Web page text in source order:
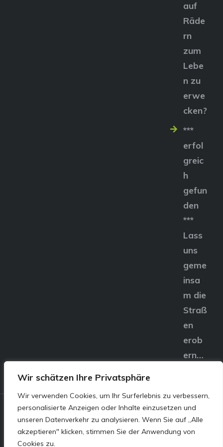
Wir schätzen Ihre Privatsphäre
Wir verwenden Cookies, um Ihr Surferlebnis zu verbessern,
personalisierte Anzeigen oder Inhalte einzusetzen und
unseren Datenverkehr zu analysieren. Wenn Sie auf „Alle
akzeptieren" klicken, stimmen Sie der Anwendung von
Cookies zu.
auf
Räde
rn
zum
Lebe
n zu
erwe
cken?
***
erfol
greic
h
gefun
den
***
Lass
uns
geme
insa
m die
Straß
en
erob
ern…
© E&S Motors GmbH,
Linzer Straße 83 4240